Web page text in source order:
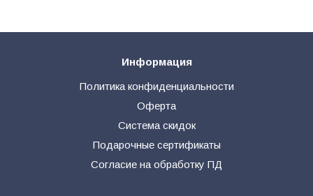
Информация
Политика конфиденциальности
Оферта
Система скидок
Подарочные сертификаты
Согласие на обработку ПД